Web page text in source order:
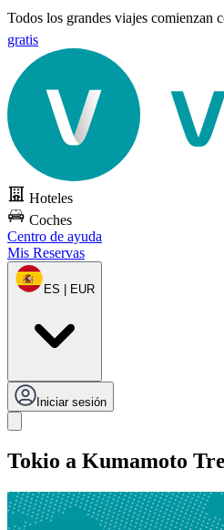
Todos los grandes viajes comienzan
gratis
Hoteles
Coches
Centro de ayuda
Mis Reservas
ES | EUR
Iniciar sesión
Tokio a Kumamoto